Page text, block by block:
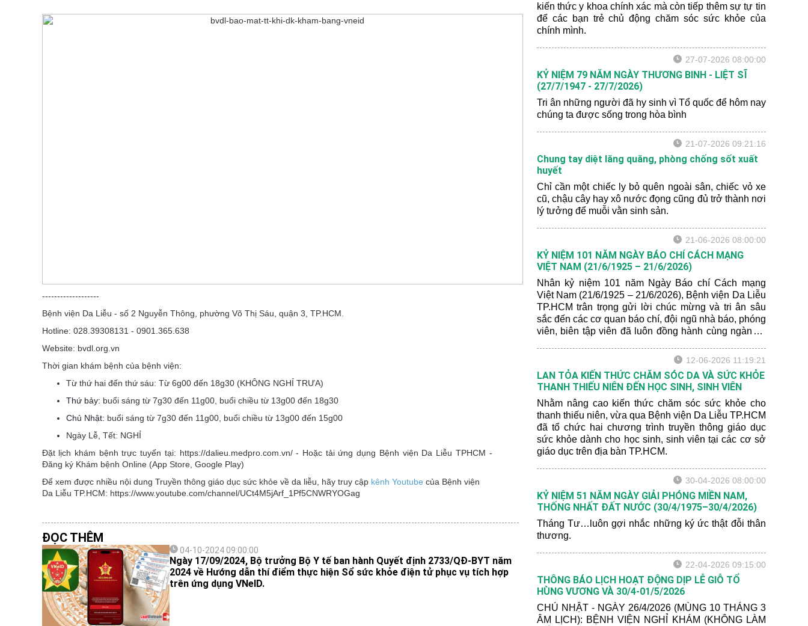
-------------------
Bệnh viện Da Liễu - số 2 Nguyễn Thông, phường Võ Thị Sáu, quận 3, TP.HCM.
Hotline: 028.39308131 - 0901.365.638
Website: bvdl.org.vn
Thời gian khám bệnh của bệnh viện:
Từ thứ hai đến thứ sáu: Từ 6g00 đến 18g30 (KHÔNG NGHỈ TRƯA)
Thứ bảy: buổi sáng từ 7g30 đến 11g00, buổi chiều từ 13g00 đến 18g30
Chủ Nhật: buổi sáng từ 7g30 đến 11g00, buổi chiều từ 13g00 đến 15g00
Ngày Lễ, Tết: NGHỈ
Đặt lịch khám bệnh trực tuyến tại: https://dalieu.medpro.com.vn/ - Hoặc tải ứng dụng Bệnh viện Da Liễu TPHCM -
Đăng ký Khám bệnh Online (App Store, Google Play)
Để xem được nhiều nội dung Truyền thông giáo dục sức khỏe về da liễu, hãy truy cậpkênh Youtube của Bệnh viện
Da Liễu TP.HCM: https://www.youtube.com/channel/UCt4M5jArf_1Pf5CNWRYOGag
ĐỌC THÊM
04-10-2024 09:00:00
Ngày 17/09/2024, Bộ trưởng Bộ Y tế ban hành Quyết định 2733/QĐ-BYT năm
2024 về Hướng dẫn thí điểm thực hiện Sổ sức khỏe điện tử phục vụ tích hợp
trên ứng dụng VNeID.
kiến thức y khoa chính xác mà còn tiếp thêm sự tự tin
để các bạn trẻ chủ động chăm sóc sức khỏe của
chính mình.
27-07-2026 08:00:00
KỶ NIỆM 79 NĂM NGÀY THƯƠNG BINH - LIỆT SĨ
(27/7/1947 - 27/7/2026)
Tri ân những người đã hy sinh vì Tổ quốc để hôm nay
chúng ta được sống trong hòa bình
21-07-2026 09:21:16
Chung tay diệt lăng quăng, phòng chống sốt xuất
huyết
Chỉ cần một chiếc ly bỏ quên ngoài sân, chiếc vỏ xe
cũ, chậu cây hay xô nước đọng cũng đủ trở thành nơi
lý tưởng để muỗi vằn sinh sản.
21-06-2026 08:00:00
KỶ NIỆM 101 NĂM NGÀY BÁO CHÍ CÁCH MẠNG
VIỆT NAM (21/6/1925 – 21/6/2026)
Nhân kỷ niệm 101 năm Ngày Báo chí Cách mạng
Việt Nam (21/6/1925 – 21/6/2026), Bệnh viện Da Liễu
TP.HCM trân trọng gửi lời chúc mừng và tri ân sâu
sắc đến các cơ quan báo chí, đội ngũ nhà báo, phóng
viên, biên tập viên đã luôn đồng hành cùng ngành y
12-06-2026 11:19:21
LAN TỎA KIẾN THỨC CHĂM SÓC DA VÀ SỨC KHỎE
THANH THIẾU NIÊN ĐẾN HỌC SINH, SINH VIÊN
Nhằm nâng cao kiến thức chăm sóc sức khỏe cho
thanh thiếu niên, vừa qua Bệnh viện Da Liễu TP.HCM
đã tổ chức hai chương trình truyền thông giáo dục
sức khỏe dành cho học sinh, sinh viên tại các cơ sở
giáo dục trên địa bàn TP.HCM.
30-04-2026 08:00:00
KỶ NIỆM 51 NĂM NGÀY GIẢI PHÓNG MIỀN NAM,
THỐNG NHẤT ĐẤT NƯỚC (30/4/1975–30/4/2026)
Tháng Tư…luôn gợi nhắc những ký ức thật đỗi thân
thương.
22-04-2026 09:15:00
THÔNG BÁO LỊCH HOẠT ĐỘNG DỊP LỄ GIỖ TỔ
HÙNG VƯƠNG VÀ 30/4-01/5/2026
CHỦ NHẬT - NGÀY 26/4/2026 (MÙNG 10 THÁNG 3
ÂM LỊCH): BỆNH VIỆN NGHỈ KHÁM (KHÔNG LÀM